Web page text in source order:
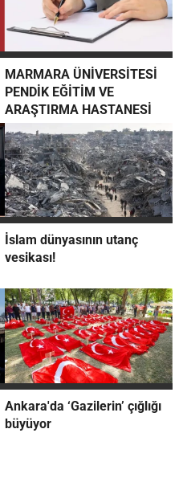
MARMARA ÜNİVERSİTESİ
PENDİK EĞİTİM VE
ARAŞTIRMA HASTANESİ
İslam dünyasının utanç
vesikası!
Ankara'da ‘Gazilerin’ çığlığı
büyüyor